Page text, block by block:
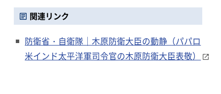
関連リンク
防衛省・自衛隊｜木原防衛大臣の動静（パパロ
米インド太平洋軍司令官の木原防衛大臣表敬）